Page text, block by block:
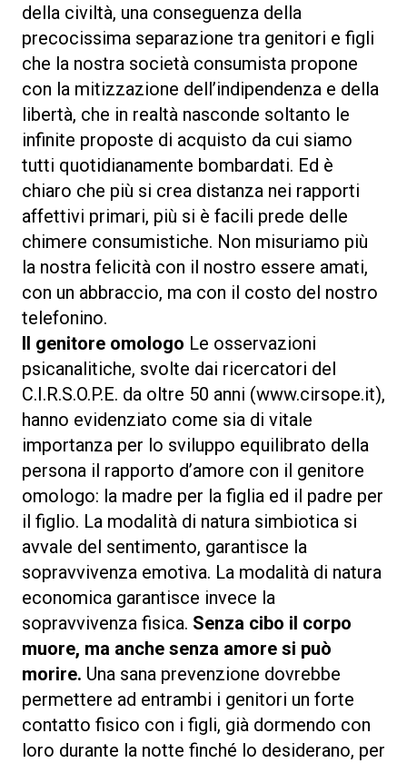
della civiltà, una conseguenza della
precocissima separazione tra genitori e figli
che la nostra società consumista propone
con la mitizzazione dell’indipendenza e della
libertà, che in realtà nasconde soltanto le
infinite proposte di acquisto da cui siamo
tutti quotidianamente bombardati. Ed è
chiaro che più si crea distanza nei rapporti
affettivi primari, più si è facili prede delle
chimere consumistiche. Non misuriamo più
la nostra felicità con il nostro essere amati,
con un abbraccio, ma con il costo del nostro
telefonino.
Il genitore omologo Le osservazioni
psicanalitiche, svolte dai ricercatori del
C.I.R.S.O.P.E. da oltre 50 anni (www.cirsope.it),
hanno evidenziato come sia di vitale
importanza per lo sviluppo equilibrato della
persona il rapporto d’amore con il genitore
omologo: la madre per la figlia ed il padre per
il figlio. La modalità di natura simbiotica si
avvale del sentimento, garantisce la
sopravvivenza emotiva. La modalità di natura
economica garantisce invece la
sopravvivenza fisica. Senza cibo il corpo
muore, ma anche senza amore si può
morire. Una sana prevenzione dovrebbe
permettere ad entrambi i genitori un forte
contatto fisico con i figli, già dormendo con
loro durante la notte finché lo desiderano, per